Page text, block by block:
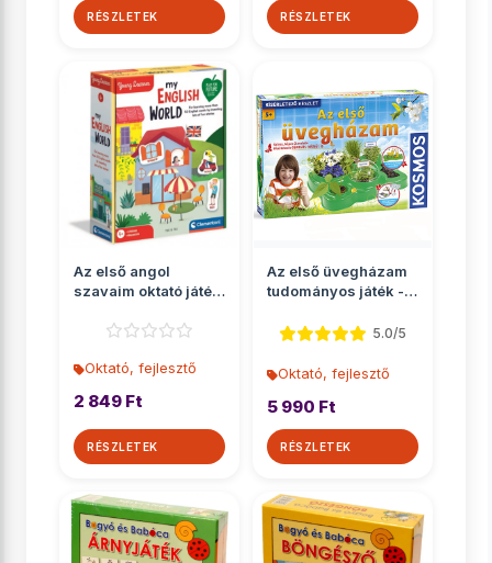
RÉSZLETEK RÉSZLETEK
Az első angol
szavaim oktató játék
Oktató, fejlesztő
2 849 Ft
RÉSZLETEK
Az első üvegházam
tudományos játék -
5.0/5
Oktató, fejlesztő
5 990 Ft
RÉSZLETEK